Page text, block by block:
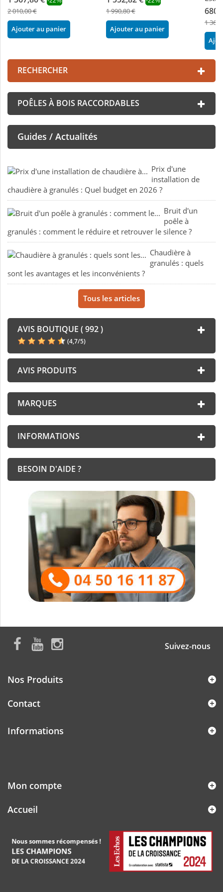
2 010,00 €
Ajouter au panier
1 990,80 €
Ajouter au panier
1
RECHERCHER
POÊLES À BOIS RACCORDABLES
Guides / Actualités
Prix d'une
installation de
chaudière à granulés : Quel budget en 2026 ?
Bruit d'un
poêle à
granulés : comment le réduire et retrouver le silence ?
Chaudière à
granulés : quels
sont les avantages et les inconvénients ?
Tous les articles
AVIS BOUTIQUE ( 992 )
(4,7/5)
AVIS PRODUITS
MARQUES
INFORMATIONS
BESOIN D'AIDE ?
Suivez-nous
Nos Produits
Contact
Informations
Mon compte
Accueil